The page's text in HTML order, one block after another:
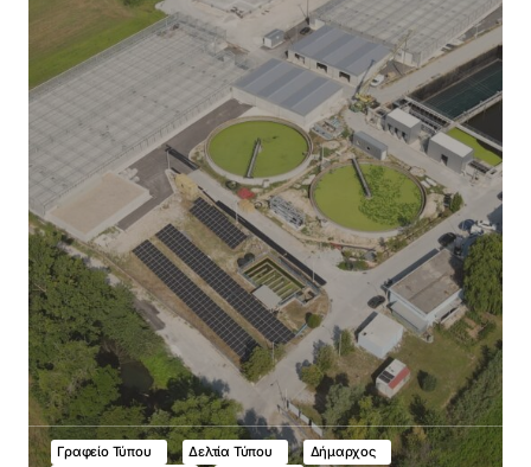
Γραφείο Τύπου Δελτία Τύπου
Δήμαρχος